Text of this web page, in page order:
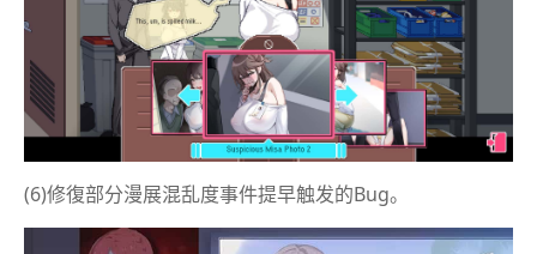
(6)修復部分漫展混乱度事件提早触发的Bug。